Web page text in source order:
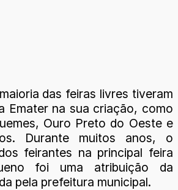
das feiras livres tiveram
Emater na sua criação, como
Ouro Preto do Oeste e
Durante muitos anos, o
feirantes na principal feira
foi uma atribuição da
pela prefeitura municipal.